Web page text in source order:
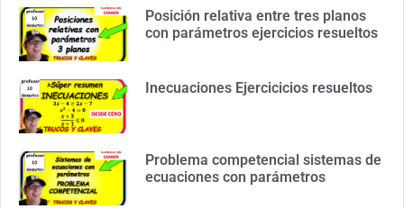
Posición relativa entre tres planos
con parámetros ejercicios resueltos
Inecuaciones Ejercicicios resueltos
Problema competencial sistemas de
ecuaciones con parámetros